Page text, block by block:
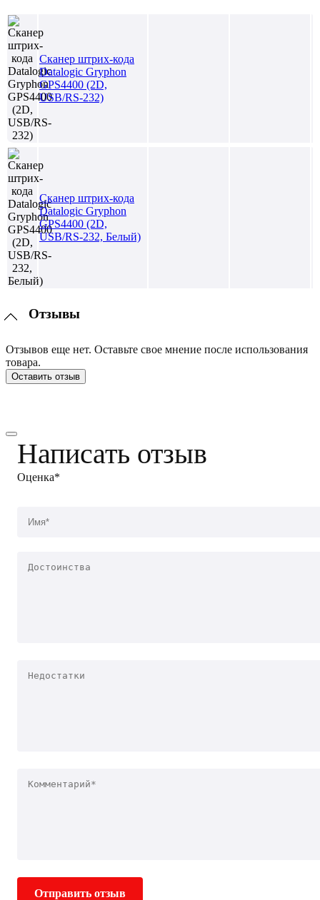
Сканер штрих-кода
Datalogic Gryphon
GPS4400 (2D,
USB/RS-232)
Сканер штрих-кода
Datalogic Gryphon
GPS4400 (2D,
USB/RS-232, Белый)
Отзывы
Отзывов еще нет. Оставьте свое мнение после использования
товара.
Оставить отзыв
Написать отзыв
Оценка*
Отправить отзыв